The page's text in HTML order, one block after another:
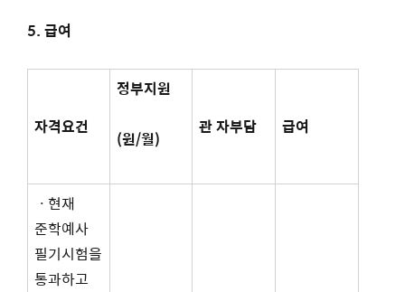
5.급여
자격요건
정부지원
(원/월)
관 자부담 급여
ㆍ현재
준학예사
필기시험을
통과하고